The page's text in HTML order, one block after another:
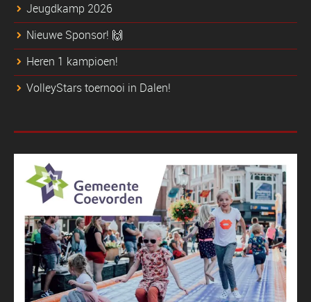
Jeugdkamp 2026
Nieuwe Sponsor! 🙌
Heren 1 kampioen!
VolleyStars toernooi in Dalen!